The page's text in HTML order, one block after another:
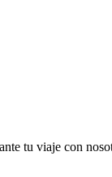
tu viaje con